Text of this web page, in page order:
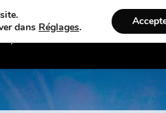
Transfert
dans Réglages.